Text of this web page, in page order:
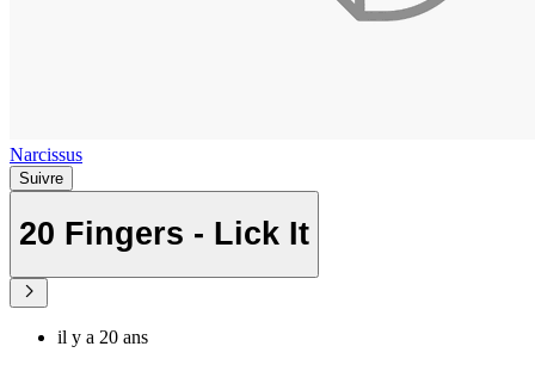
Narcissus
Suivre
20 Fingers - Lick It
il y a 20 ans